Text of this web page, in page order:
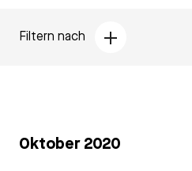
Filtern nach
Oktober 2020